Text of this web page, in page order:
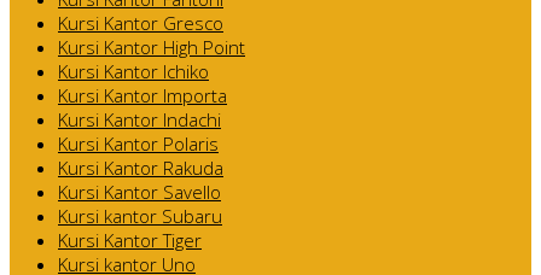
Kursi Kantor Gresco
Kursi Kantor High Point
Kursi Kantor Ichiko
Kursi Kantor Importa
Kursi Kantor Indachi
Kursi Kantor Polaris
Kursi Kantor Rakuda
Kursi Kantor Savello
Kursi kantor Subaru
Kursi Kantor Tiger
Kursi kantor Uno